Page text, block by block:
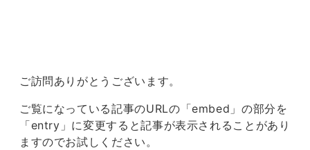
ご訪問ありがとうございます。
ご覧になっている記事のURLの「embed」の部分を
「entry」に変更すると記事が表示されることがあり
ますのでお試しください。